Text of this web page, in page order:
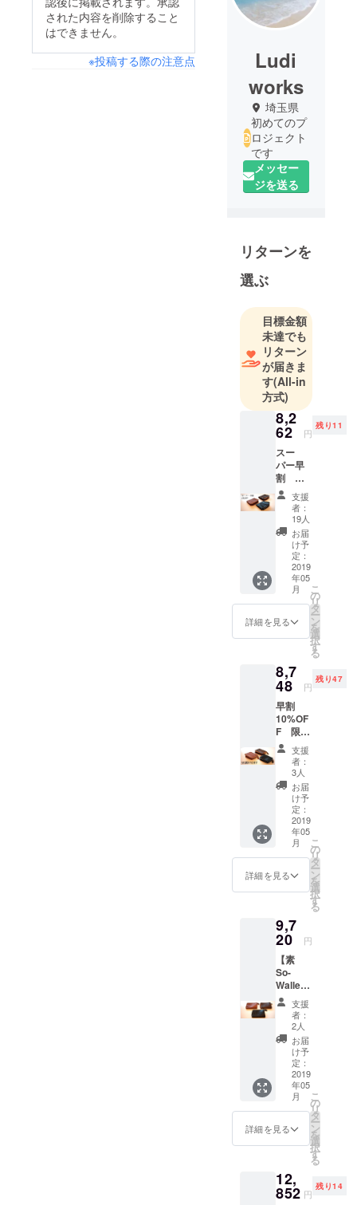
された内容を削除すること
はできません。
※投稿する際の注意点
Ludi
works
埼玉県
初めてのプ
ロジェクト
です
メッセー
ジを送る
リターンを
選ぶ
目標金額
未達でも
リターン
が届きま
す(All-in
方式)
8,2
62 円
残り11
スー
パー早
割
15%OF
F 限定
30個
【素
Wallet
ショー
トウォ
レット
色は3色
からお
選びく
ブラッ
ク・モ
カブラ
ウン・
キャメ
ル
支援
者：
19人
お届
け予
定：
2019
年05
月
詳細を見る
こ
の
リ
タ
ー
ン
を
選
択
す
る
8,7
48 円
残り47
早割
10%OF
F 限定
50個
【素
Wallet
ショー
トウォ
レット
色は3色
からお
選びく
ださい
ブラッ
カブラ
ウン・
キャメ
ル
支援
者：
3人
お届
け予
定：
2019
年05
月
詳細を見る
こ
の
リ
タ
ー
ン
を
選
択
す
る
9,7
20 円
【素
So-
Wallet
】
ショー
トウォ
レット
色は3色
からお
選びく
ださい
ブラッ
ク・モ
カブラ
ウン・
キャメ
支援
者：
2人
お届
け予
定：
2019
年05
月
詳細を見る
こ
の
リ
タ
ー
ン
を
選
択
す
る
12,
852 円
残り14